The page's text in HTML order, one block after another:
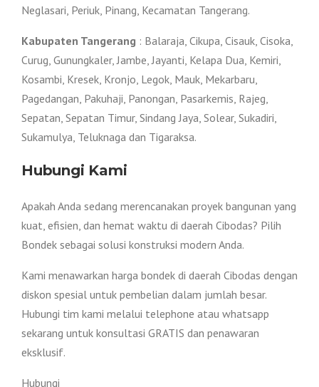
Neglasari, Periuk, Pinang, Kecamatan Tangerang.
Kabupaten Tangerang : Balaraja, Cikupa, Cisauk, Cisoka,
Curug, Gunungkaler, Jambe, Jayanti, Kelapa Dua, Kemiri,
Kosambi, Kresek, Kronjo, Legok, Mauk, Mekarbaru,
Pagedangan, Pakuhaji, Panongan, Pasarkemis, Rajeg,
Sepatan, Sepatan Timur, Sindang Jaya, Solear, Sukadiri,
Sukamulya, Teluknaga dan Tigaraksa.
Hubungi Kami
Apakah Anda sedang merencanakan proyek bangunan yang
kuat, efisien, dan hemat waktu di daerah Cibodas? Pilih
Bondek sebagai solusi konstruksi modern Anda.
Kami menawarkan harga bondek di daerah Cibodas dengan
diskon spesial untuk pembelian dalam jumlah besar.
Hubungi tim kami melalui telephone atau whatsapp
sekarang untuk konsultasi GRATIS dan penawaran
eksklusif.
Hubungi